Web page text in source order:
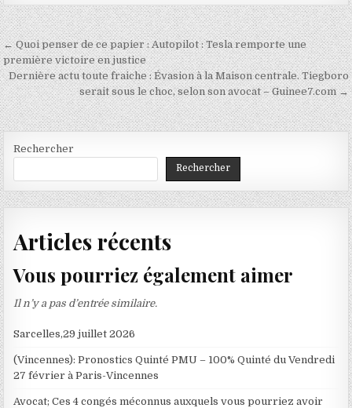
Navigation
de
l’article
← Quoi penser de ce papier : Autopilot : Tesla remporte une
première victoire en justice
Dernière actu toute fraiche : Évasion à la Maison centrale. Tiegboro
serait sous le choc, selon son avocat – Guinee7.com →
Rechercher
Rechercher
Articles récents
Vous pourriez également aimer
Il n’y a pas d’entrée similaire.
Sarcelles,29 juillet 2026
(Vincennes): Pronostics Quinté PMU – 100% Quinté du Vendredi
27 février à Paris-Vincennes
Avocat; Ces 4 congés méconnus auxquels vous pourriez avoir